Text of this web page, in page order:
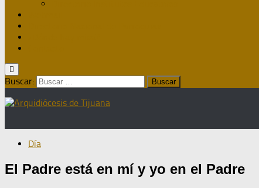
Buscar:
Día
El Padre está en mí y yo en el Padre